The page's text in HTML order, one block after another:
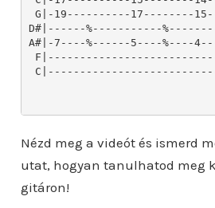
Nézd meg a videót és ismerd
utat, hogyan tanulhatod meg
gitáron!